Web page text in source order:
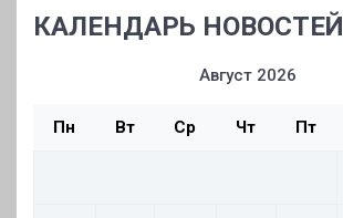
КАЛЕНДАРЬ НОВОСТЕЙ
Август 2026
Пн Вт Ср Чт Пт